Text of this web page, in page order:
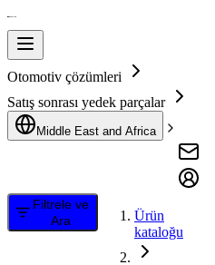
Otomotiv çözümleri
Satış sonrası yedek parçalar
Middle East and Africa
Filtrele ve
Ara
Ürün
kataloğu